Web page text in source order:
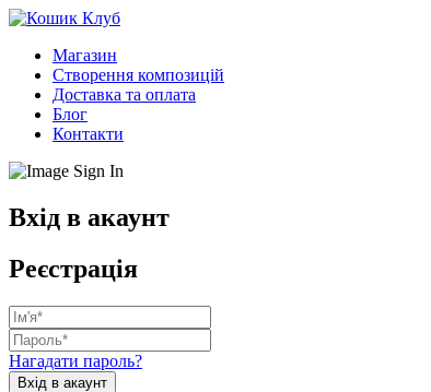
Магазин
Створення композицій
Доставка та оплата
Блог
Контакти
Вхід в акаунт
Реєстрація
Нагадати пароль?